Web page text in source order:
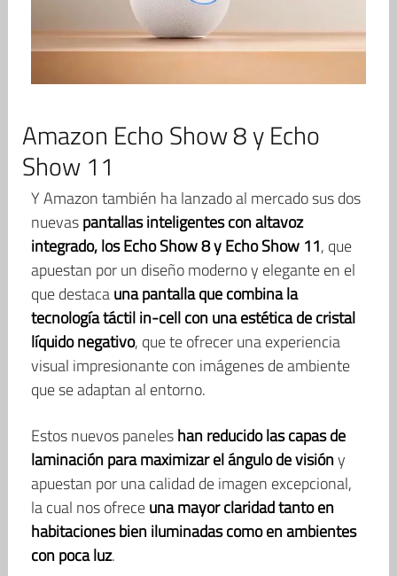
Amazon Echo Show 8 y Echo
Show 11
Y Amazon también ha lanzado al mercado sus dos
nuevaspantallas inteligentes con altavoz
integrado, los Echo Show 8 y Echo Show 11, que
apuestan por un diseño moderno y elegante en el
que destacauna pantalla que combina la
tecnología táctil in-cell con una estética de cristal
líquido negativo, que te ofrecer una experiencia
visual impresionante con imágenes de ambiente
que se adaptan al entorno.
Estos nuevos paneleshan reducido las capas de
laminación paramaximizar el ángulo de visióny
apuestan por una calidad de imagen excepcional,
la cual nos ofreceuna mayor claridad tanto en
habitaciones bien iluminadas como en ambientes
con poca luz.